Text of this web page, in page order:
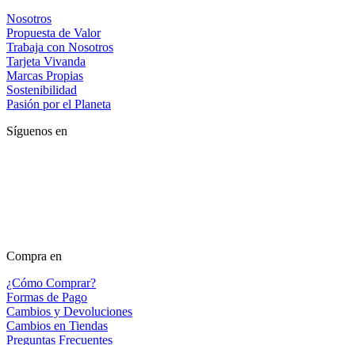
Nosotros
Propuesta de Valor
Trabaja con Nosotros
Tarjeta Vivanda
Marcas Propias
Sostenibilidad
Pasión por el Planeta
Síguenos en
Compra en
¿Cómo Comprar?
Formas de Pago
Cambios y Devoluciones
Cambios en Tiendas
Preguntas Frecuentes